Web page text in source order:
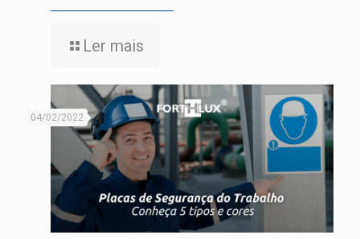
Ler mais
04/02/2022